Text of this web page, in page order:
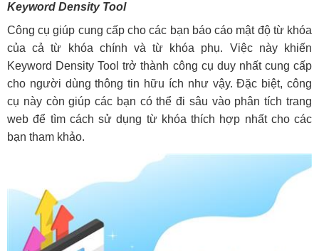
Keyword Density Tool
Công cụ giúp cung cấp cho các bạn báo cáo mật độ từ khóa
của cả từ khóa chính và từ khóa phụ. Việc này khiến
Keyword Density Tool trở thành công cụ duy nhất cung cấp
cho người dùng thông tin hữu ích như vậy. Đặc biệt, công
cụ này còn giúp các bạn có thể đi sâu vào phân tích trang
web để tìm cách sử dụng từ khóa thích hợp nhất cho các
bạn tham khảo.